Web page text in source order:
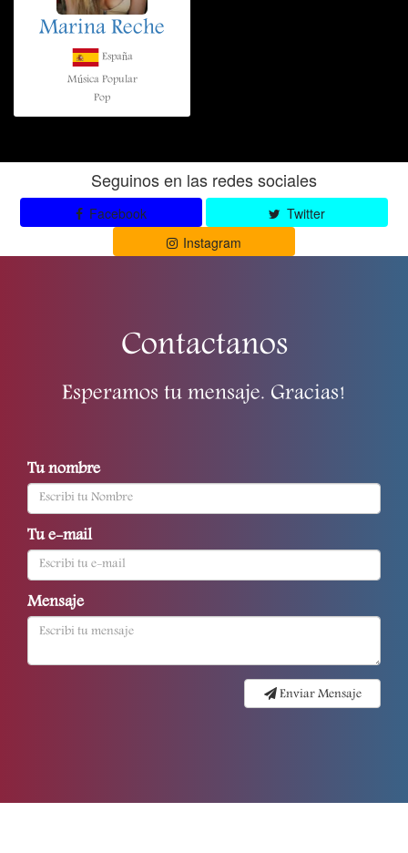
Marina Reche
España
Música Popular
Pop
Seguinos en las redes sociales
Facebook
Twitter
Instagram
Contactanos
Esperamos tu mensaje. Gracias!
Tu nombre
Tu e-mail
Mensaje
Enviar Mensaje